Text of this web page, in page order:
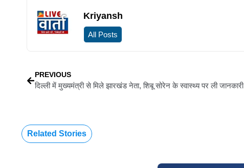
Kriyansh
All Posts
PREVIOUS
दिल्ली में मुख्यमंत्री से मिले झारखंड नेता, शिबू सोरेन के स्वास्थ्य पर ली जानकारी
Related Stories